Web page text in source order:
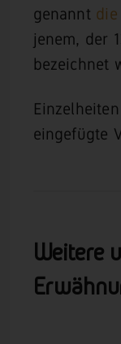
genannt die
jenem, der
bezeichnet
eingefügte
Weitere